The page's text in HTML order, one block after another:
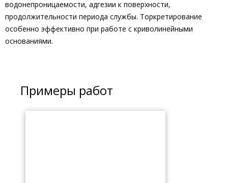
водонепроницаемости, адгезии к поверхности,
продолжительности периода службы. Торкретирование
особенно эффективно при работе с криволинейными
основаниями.
Примеры работ